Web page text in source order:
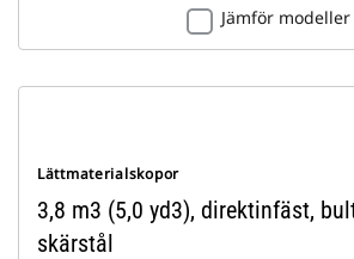
Jämför modeller
Lättmaterialskopor
3,8 m3 (5,0 yd3), direktinfäst,
skärstål